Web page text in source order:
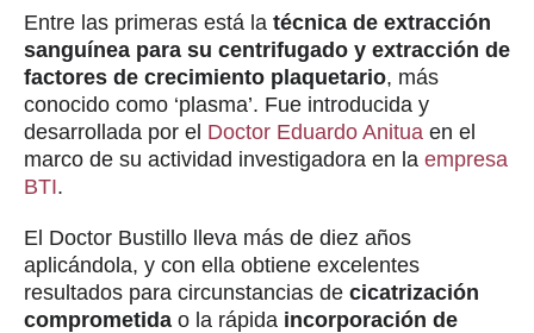
Entre las primeras está la técnica de extracción
sanguínea para su centrifugado y extracción de
factores de crecimiento plaquetario, más
conocido como ‘plasma’. Fue introducida y
desarrollada por el Doctor Eduardo Anitua en el
marco de su actividad investigadora en la empresa
BTI.
El Doctor Bustillo lleva más de diez años
aplicándola, y con ella obtiene excelentes
resultados para circunstancias de cicatrización
comprometida o la rápida incorporación de